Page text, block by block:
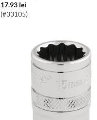
17.93 lei
(#33105)